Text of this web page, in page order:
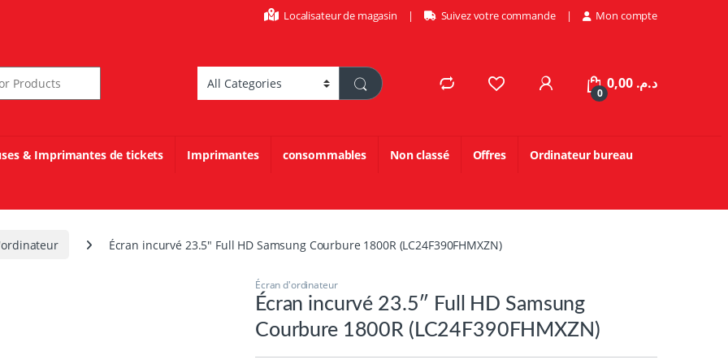
Localisateur de magasin Suivez votre commande Mon compte
0
د.م. 0,00
& Imprimantes de tickets Imprimantes consommables Non classé Offres Ordinateur bureau
Écran incurvé 23.5″ Full HD Samsung Courbure 1800R (LC24F390FHMXZN)
Écran d'ordinateur
Écran incurvé 23.5″ Full HD Samsung
Courbure 1800R (LC24F390FHMXZN)